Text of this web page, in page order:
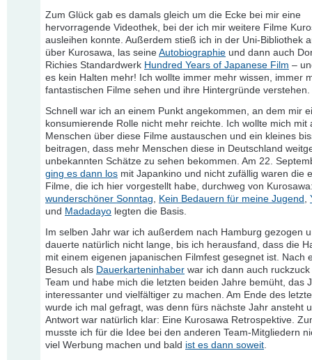
Zum Glück gab es damals gleich um die Ecke bei mir eine
hervorragende Videothek, bei der ich mir weitere Filme
ausleihen konnte. Außerdem stieß ich in der Uni-Bibliothek
über Kurosawa, las seine Autobiographie und dann auch
Richies Standardwerk Hundred Years of Japanese Film –
es kein Halten mehr! Ich wollte immer mehr wissen, immer
fantastischen Filme sehen und ihre Hintergründe verstehen.
Schnell war ich an einem Punkt angekommen, an dem mir
konsumierende Rolle nicht mehr reichte. Ich wollte mich mit
Menschen über diese Filme austauschen und ein kleines
beitragen, dass mehr Menschen diese in Deutschland
unbekannten Schätze zu sehen bekommen. Am 22.
ging es dann los mit Japankino und nicht zufällig waren die
Filme, die ich hier vorgestellt habe, durchweg von
wunderschöner Sonntag, Kein Bedauern für meine Jugend ,
und Madadayo legten die Basis.
Im selben Jahr war ich außerdem nach Hamburg gezogen
dauerte natürlich nicht lange, bis ich herausfand, dass die
mit einem eigenen japanischen Filmfest gesegnet ist. Nach
Besuch als Dauerkarteninhaber war ich dann auch
Team und habe mich die letzten beiden Jahre bemüht, das
interessanter und vielfältiger zu machen. Am Ende des
wurde ich mal gefragt, was denn fürs nächste Jahr ansteht
Antwort war natürlich klar: Eine Kurosawa Retrospektive.
musste ich für die Idee bei den anderen Team-Mitgliedern
viel Werbung machen und bald ist es dann soweit.